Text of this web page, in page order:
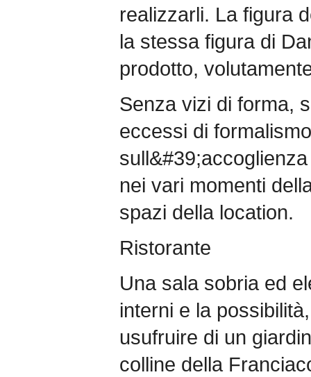
realizzarli. La figura
la stessa figura di
prodotto,
Senza vizi di forma,
eccessi di
nei vari momenti
spazi della location.
Ristorante
Una sala sobria ed
interni e la
usufruire di un
colline della